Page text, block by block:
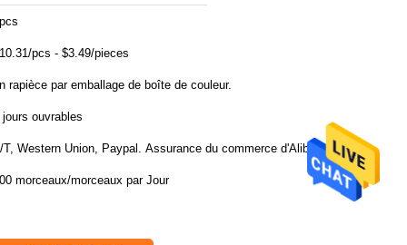
pcs - $3.49/pieces
rapièce par emballage de boîte de couleur.
jours ouvrables
T, Western Union, Paypal. Assurance du commerce d'Alibaba
500 morceaux/morceaux par Jour